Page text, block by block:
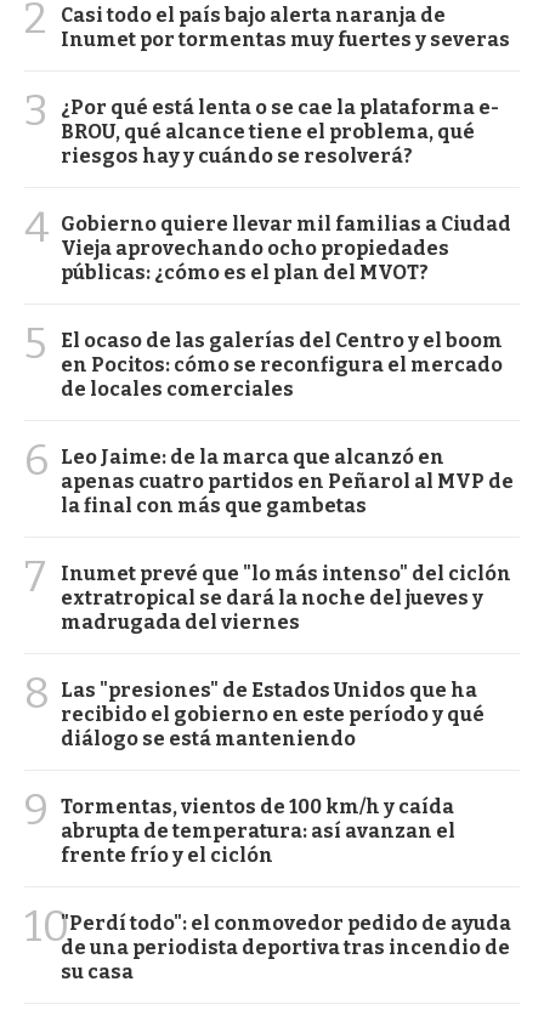
2
Casi todo el país bajo alerta naranja de
Inumet por tormentas muy fuertes y severas
3
¿Por qué está lenta o se cae la plataforma e-
BROU, qué alcance tiene el problema, qué
riesgos hay y cuándo se resolverá?
4 Gobierno quiere llevar mil familias a Ciudad
Vieja aprovechando ocho propiedades
públicas: ¿cómo es el plan del MVOT?
5
El ocaso de las galerías del Centro y el boom
en Pocitos: cómo se reconfigura el mercado
de locales comerciales
6
Leo Jaime: de la marca que alcanzó en
apenas cuatro partidos en Peñarol al MVP de
la final con más que gambetas
7
Inumet prevé que "lo más intenso" del ciclón
extratropical se dará la noche del jueves y
madrugada del viernes
8
Las "presiones" de Estados Unidos que ha
recibido el gobierno en este período y qué
diálogo se está manteniendo
9
Tormentas, vientos de 100 km/h y caída
abrupta de temperatura: así avanzan el
frente frío y el ciclón
10"Perdí todo": el conmovedor pedido de ayuda
de una periodista deportiva tras incendio de
su casa